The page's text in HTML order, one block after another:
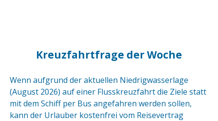
Kreuzfahrtfrage der Woche
Wenn aufgrund der aktuellen Niedrigwasserlage
(August 2026) auf einer Flusskreuzfahrt die Ziele statt
mit dem Schiff per Bus angefahren werden sollen,
kann der Urlauber kostenfrei vom Reisevertrag